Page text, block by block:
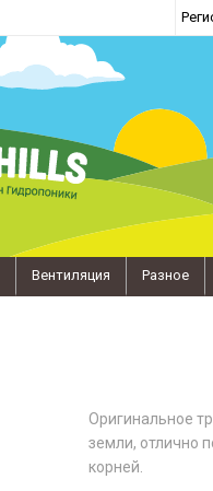
Вентиляция Разное
Оригинальное
земли, отлично
корней.